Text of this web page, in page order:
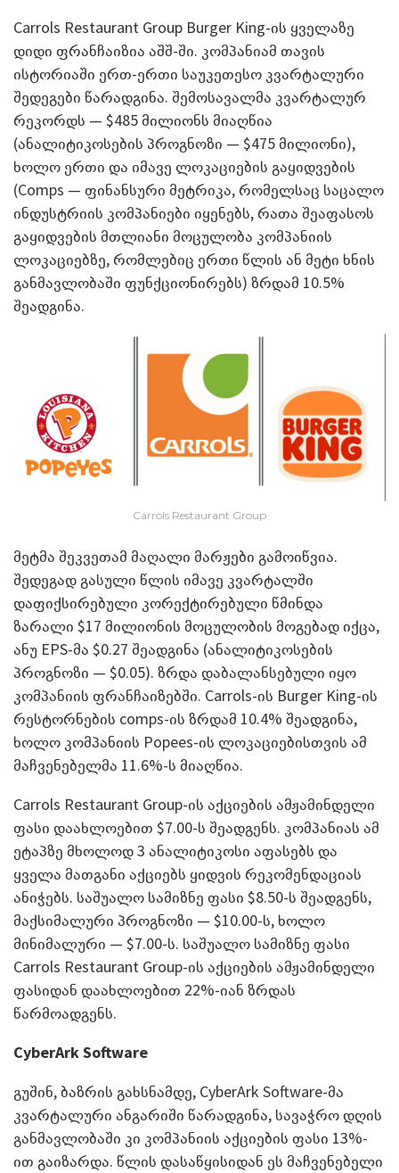
Carrols Restaurant Group Burger King-ის ყველაზე
დიდი ფრანჩაიზია აშშ-ში. კომპანიამ თავის
ისტორიაში ერთ-ერთი საუკეთესო კვარტალური
შედეგები წარადგინა. შემოსავალმა კვარტალურ
რეკორდს — $485 მილიონს მიაღწია
(ანალიტიკოსების პროგნოზი — $475 მილიონი),
ხოლო ერთი და იმავე ლოკაციების გაყიდვების
(Comps — ფინანსური მეტრიკა, რომელსაც საცალო
ინდუსტრიის კომპანიები იყენებს, რათა შეაფასოს
გაყიდვების მთლიანი მოცულობა კომპანიის
ლოკაციებზე, რომლებიც ერთი წლის ან მეტი ხნის
განმავლობაში ფუნქციონირებს) ზრდამ 10.5%
შეადგინა.
Carrols Restaurant Group
მეტმა შეკვეთამ მაღალი მარჟები გამოიწვია.
შედეგად გასული წლის იმავე კვარტალში
დაფიქსირებული კორექტირებული წმინდა
ზარალი $17 მილიონის მოცულობის მოგებად იქცა,
ანუ EPS-მა $0.27 შეადგინა (ანალიტიკოსების
პროგნოზი — $0.05). ზრდა დაბალანსებული იყო
კომპანიის ფრანჩაიზებში. Carrols-ის Burger King-ის
რესტორნების comps-ის ზრდამ 10.4% შეადგინა,
ხოლო კომპანიის Popees-ის ლოკაციებისთვის ამ
მაჩვენებელმა 11.6%-ს მიაღწია.
Carrols Restaurant Group-ის აქციების ამჟამინდელი
ფასი დაახლოებით $7.00-ს შეადგენს. კომპანიას ამ
ეტაპზე მხოლოდ 3 ანალიტიკოსი აფასებს და
ყველა მათგანი აქციებს ყიდვის რეკომენდაციას
ანიჭებს. საშუალო სამიზნე ფასი $8.50-ს შეადგენს,
მაქსიმალური პროგნოზი — $10.00-ს, ხოლო
მინიმალური — $7.00-ს. საშუალო სამიზნე ფასი
Carrols Restaurant Group-ის აქციების ამჟამინდელი
ფასიდან დაახლოებით 22%-იან ზრდას
წარმოადგენს.
CyberArk Software
გუშინ, ბაზრის გახსნამდე, CyberArk Software-მა
კვარტალური ანგარიში წარადგინა, სავაჭრო დღის
განმავლობაში კი კომპანიის აქციების ფასი 13%-
ით გაიზარდა. წლის დასაწყისიდან ეს მაჩვენებელი